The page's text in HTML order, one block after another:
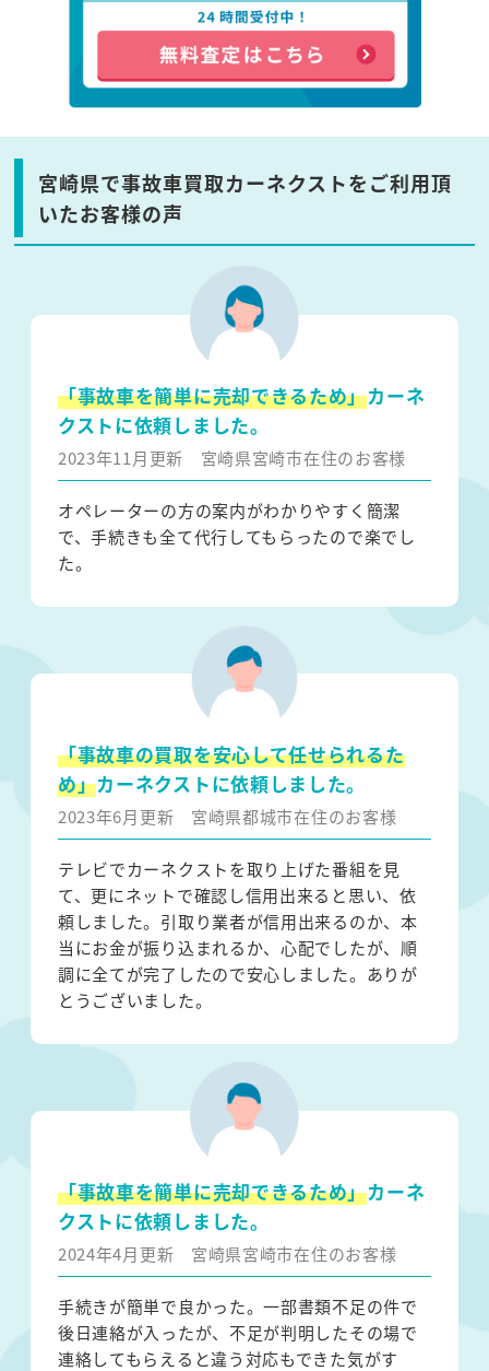
宮崎県で事故車買取カーネクストをご利用頂
いたお客様の声
「事故車を簡単に売却できるため」カーネ
クストに依頼しました。
2023年11月更新 宮崎県宮崎市在住のお客様
オペレーターの方の案内がわかりやすく簡潔
で、手続きも全て代行してもらったので楽でし
た。
「事故車の買取を安心して任せられるた
め」カーネクストに依頼しました。
2023年6月更新 宮崎県都城市在住のお客様
テレビでカーネクストを取り上げた番組を見
て、更にネットで確認し信用出来ると思い、依
頼しました。引取り業者が信用出来るのか、本
当にお金が振り込まれるか、心配でしたが、順
調に全てが完了したので安心しました。ありが
とうございました。
「事故車を簡単に売却できるため」カーネ
クストに依頼しました。
2024年4月更新 宮崎県宮崎市在住のお客様
手続きが簡単で良かった。一部書類不足の件で
後日連絡が入ったが、不足が判明したその場で
連絡してもらえると違う対応もできた気がす